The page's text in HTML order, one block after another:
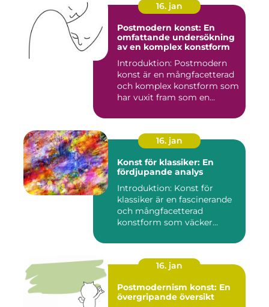
16. jan
Postmodern konst: En
omfattande undersökning
av en komplex konstform
Introduktion: Postmodern
konst är en mångfacetterad
och komplex konstform som
har vuxit fram som en...
16. jan
Konst för klassiker: En
fördjupande analys
Introduktion: Konst för
klassiker är en fascinerande
och mångfacetterad
konstform som väcker
16. jan
Postmodernism konst: En
övergripande översikt